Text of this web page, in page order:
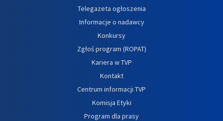
Telegazeta ogłoszenia
Informacje o nadawcy
Konkursy
Zgłoś program (ROPAT)
Kariera w TVP
Kontakt
Centrum informacji TVP
Komisja Etyki
Program dla prasy